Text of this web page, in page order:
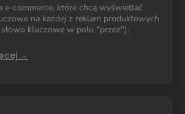
e-commerce, które chcą wyświetlać
na każdej z reklam produktowych
kluczowe w polu "przez").
→